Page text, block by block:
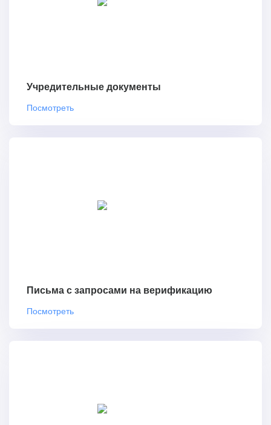
Учредительные документы
Посмотреть
Письма с запросами на верификацию
Посмотреть